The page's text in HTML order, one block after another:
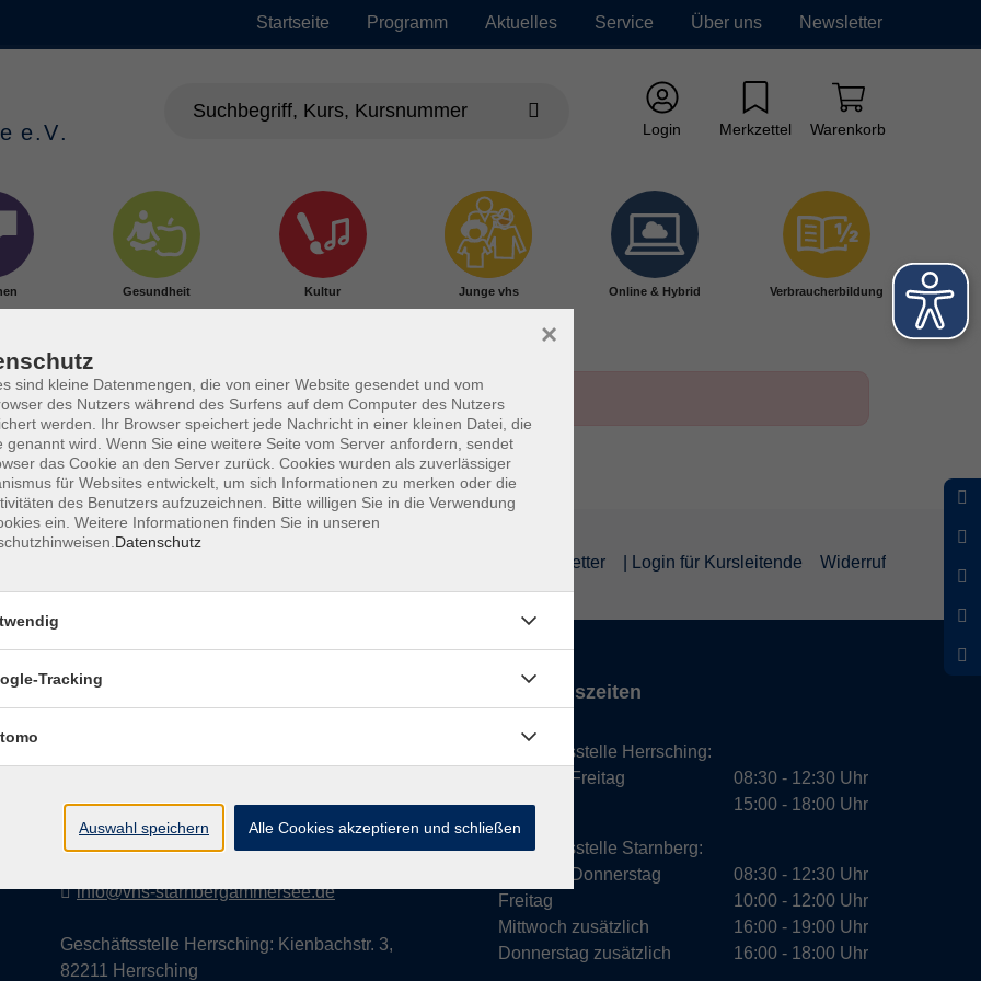
Startseite Programm Aktuelles Service Über uns Newsletter
Login Merkzettel Warenkorb
Gesundheit Kultur Junge vhs Online & Hybrid Verbraucherbildung
Newsletter | Login für Kursleitende Widerruf
Kontakt
Geschäftsstelle Starnberg: Bahnhofplatz 14,
info@vhs-starnbergammersee.de
Geschäftsstelle Herrsching: Kienbachstr. 3,
82211 Herrsching
Öffnungszeiten
Geschäftsstelle Herrsching:
Montag - Freitag
Dienstag
08:30 - 12:30 Uhr
15:00 - 18:00 Uhr
Geschäftsstelle Starnberg:
Montag - Donnerstag
Freitag
Mittwoch zusätzlich
Donnerstag zusätzlich
08:30 - 12:30 Uhr
10:00 - 12:00 Uhr
16:00 - 19:00 Uhr
16:00 - 18:00 Uhr
sind kleine Datenmengen, die von einer Website gesendet und vom
des Nutzers während des Surfens auf dem Computer des Nutzers
werden. Ihr Browser speichert jede Nachricht in einer kleinen Datei, die
genannt wird. Wenn Sie eine weitere Seite vom Server anfordern, sendet
das Cookie an den Server zurück. Cookies wurden als zuverlässiger
für Websites entwickelt, um sich Informationen zu merken oder die
des Benutzers aufzuzeichnen. Bitte willigen Sie in die Verwendung
ein. Weitere Informationen finden Sie in unseren
Datenschutz
×
Tracking
Auswahl speichern Alle Cookies akzeptieren und schließen